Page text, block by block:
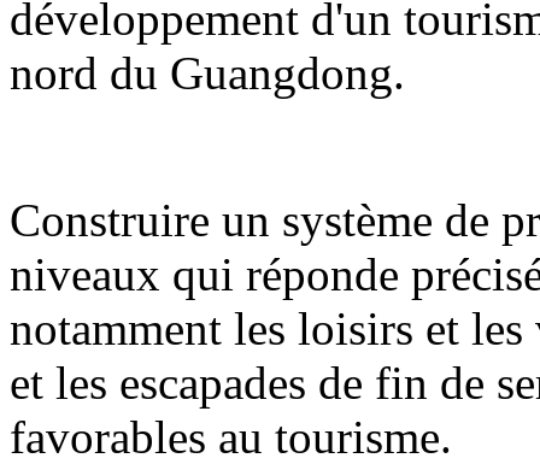
développement d'un
nord du Guangdong.
Construire un système de
niveaux qui réponde
notamment les loisirs et
et les escapades de fin de
favorables au tourisme.